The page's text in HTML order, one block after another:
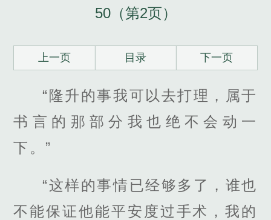
50（第2页）
上一页 目录 下一页
“隆升的事我可以去打理，属于
书言的那部分我也绝不会动一
下。”
“这样的事情已经够多了，谁也
不能保证他能平安度过手术，我的